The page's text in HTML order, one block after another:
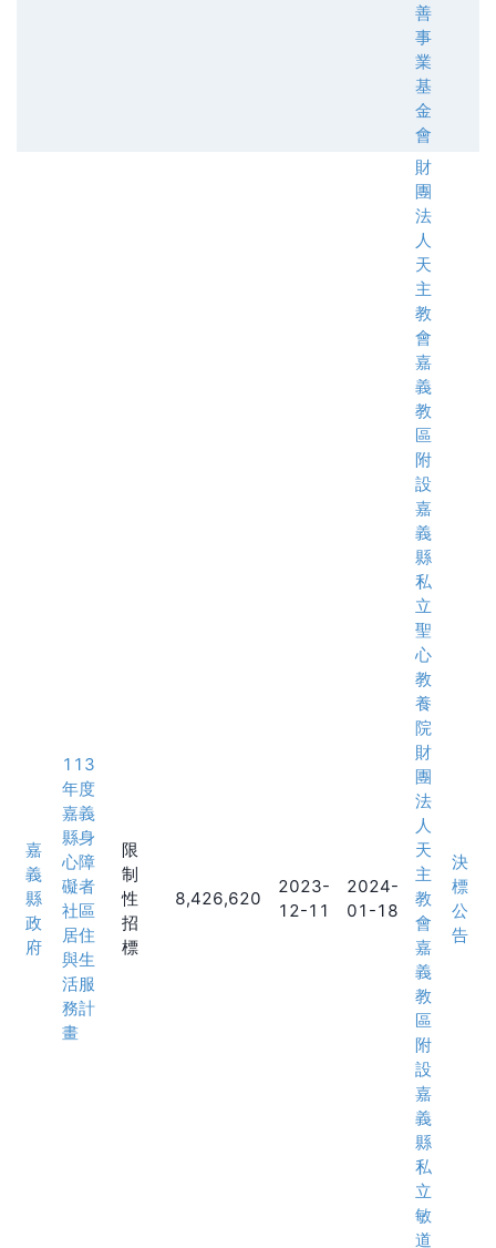
善
事
業
基
金
會
嘉
義
縣
政
府
113
年度
嘉義
縣身
心障
礙者
社區
居住
與生
活服
務計
畫
限
制
性
招
標
8,426,620
2023-
12-11
2024-
01-18
財
團
法
人
天
主
教
會
嘉
義
教
區
附
設
嘉
義
縣
私
立
聖
心
教
養
院
財
團
法
人
天
主
教
會
嘉
義
教
區
附
設
嘉
義
縣
私
立
敏
道
決
標
公
告